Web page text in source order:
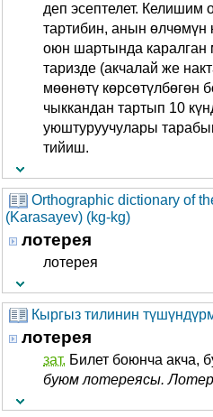
деп эсептелет. Келишим
тартибин, анын өлчөмүн
оюн шартында каралган
таризде (акчалай же
мөөнөтү
чыккандан тартып 10
уюштуруучулары
тийиш.
Orthographic dictionary of
(Karasayev) (kg-kg)
лотерея
лотерея
Кыргыз тилинин
лотерея
зат. Билет боюнча акча,
буюм лотереясы.